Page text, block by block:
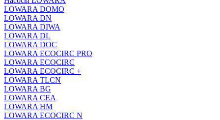
LOWARA DOMO
LOWARA DN
LOWARA DIWA
LOWARA DL
LOWARA DOC
LOWARA ECOCIRC PRO
LOWARA ECOCIRC
LOWARA ECOCIRC +
LOWARA TLCN
LOWARA BG
LOWARA CEA
LOWARA HM
LOWARA ECOCIRC N